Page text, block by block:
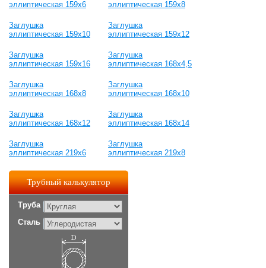
эллиптическая 159х6
эллиптическая 159х8
Заглушка
эллиптическая 159х10
Заглушка
эллиптическая 159х12
Заглушка
эллиптическая 159х16
Заглушка
эллиптическая 168х4,5
Заглушка
эллиптическая 168х8
Заглушка
эллиптическая 168х10
Заглушка
эллиптическая 168х12
Заглушка
эллиптическая 168х14
Заглушка
эллиптическая 219х6
Заглушка
эллиптическая 219х8
Трубный калькулятор
Труба
Сталь